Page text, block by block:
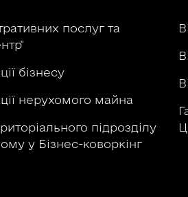
послуг та
бізнесу
нерухомого майна
підрозділу
у Бізнес-коворкінг